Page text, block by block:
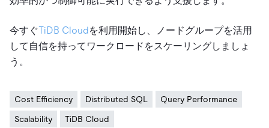
今すぐTiDB Cloudを利用開始し、ノードグループを活用
して自信を持ってワークロードをスケーリングしましょ
う。
Cost Efficiency Distributed SQL Query Performance
Scalability TiDB Cloud